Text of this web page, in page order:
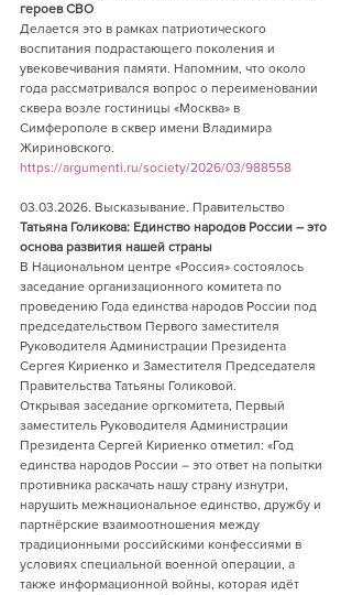
героев СВО
Делается это в рамках патриотического
воспитания подрастающего поколения и
увековечивания памяти. Напомним, что около
года рассматривался вопрос о переименовании
сквера возле гостиницы «Москва» в
Симферополе в сквер имени Владимира
Жириновского.
https://argumenti.ru/society/2026/03/988558
03.03.2026. Высказывание. Правительство
Татьяна Голикова: Единство народов России – это
основа развития нашей страны
В Национальном центре «Россия» состоялось
заседание организационного комитета по
проведению Года единства народов России под
председательством Первого заместителя
Руководителя Администрации Президента
Сергея Кириенко и Заместителя Председателя
Правительства Татьяны Голиковой.
Открывая заседание оргкомитета, Первый
заместитель Руководителя Администрации
Президента Сергей Кириенко отметил: «Год
единства народов России – это ответ на попытки
противника раскачать нашу страну изнутри,
нарушить межнациональное единство, дружбу и
партнёрские взаимоотношения между
традиционными российскими конфессиями в
условиях специальной военной операции, а
также информационной войны, которая идёт